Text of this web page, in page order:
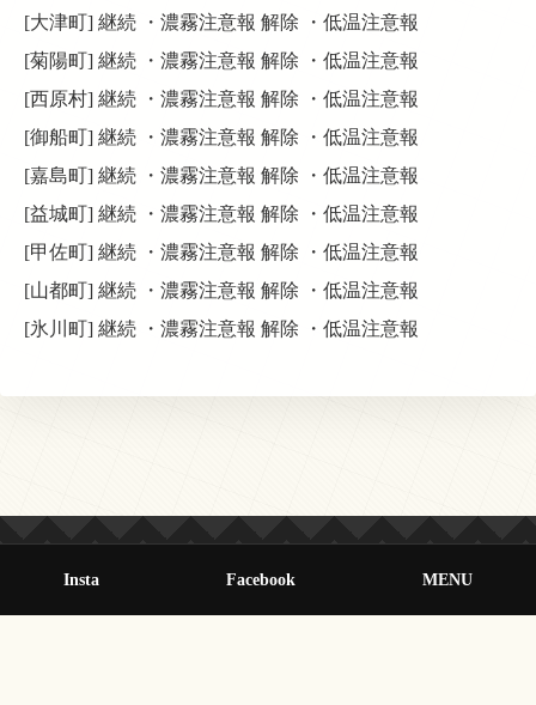
[大津町] 継続 ・濃霧注意報 解除 ・低温注意報
[菊陽町] 継続 ・濃霧注意報 解除 ・低温注意報
[西原村] 継続 ・濃霧注意報 解除 ・低温注意報
[御船町] 継続 ・濃霧注意報 解除 ・低温注意報
[嘉島町] 継続 ・濃霧注意報 解除 ・低温注意報
[益城町] 継続 ・濃霧注意報 解除 ・低温注意報
[甲佐町] 継続 ・濃霧注意報 解除 ・低温注意報
[山都町] 継続 ・濃霧注意報 解除 ・低温注意報
[氷川町] 継続 ・濃霧注意報 解除 ・低温注意報
Insta Facebook MENU